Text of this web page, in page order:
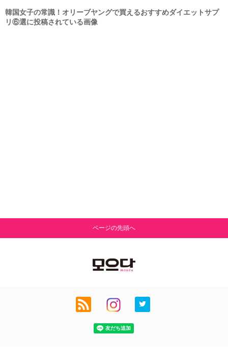
韓国女子の常識！オリーブヤングで買えるおすすめダイエットサプ
リ⑥選に投稿されている画像
ページの先頭へ